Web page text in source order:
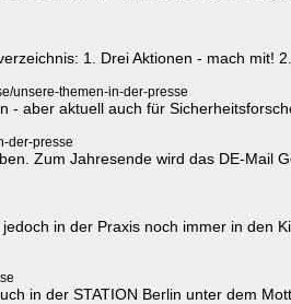
1. Drei Aktionen - mach mit!
unsere-themen-in-der-presse
aber aktuell auch für
der-presse
Zum Jahresende wird das DE-Mail
in der Praxis noch immer in den
in der STATION Berlin unter dem